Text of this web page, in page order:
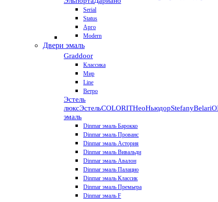
Serial
Status
Арго
Modern
Двери эмаль
Graddoor
Классика
Мир
Line
Ветро
Эстель
люксЭстельCOLORITНеоНьюдорStefanyBelari
эмаль
Dinmar эмаль Барокко
Dinmar эмаль Прованс
Dinmar эмаль Астория
Dinmar эмаль Вивальди
Dinmar эмаль Авалон
Dinmar эмаль Палацио
Dinmar эмаль Классик
Dinmar эмаль Премьера
Dinmar эмаль F